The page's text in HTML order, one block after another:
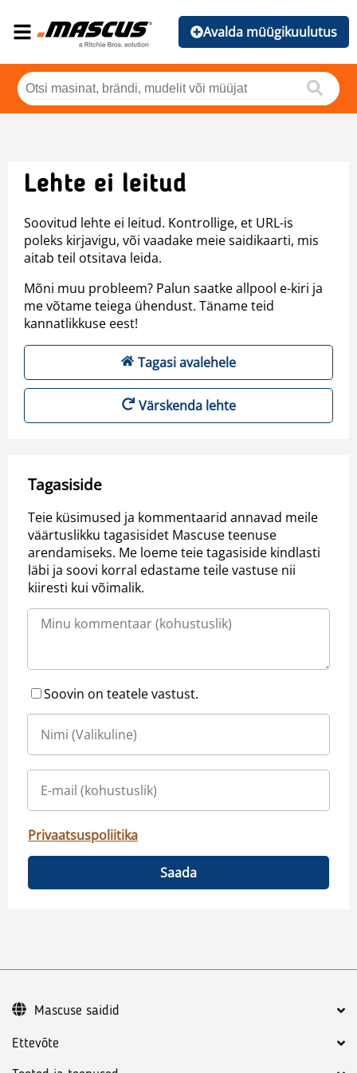
Avalda müügikuulutus
Lehte ei leitud
Soovitud lehte ei leitud. Kontrollige, et URL-is
poleks kirjavigu, või vaadake meie saidikaarti, mis
aitab teil otsitava leida.
Mõni muu probleem? Palun saatke allpool e-kiri ja
me võtame teiega ühendust. Täname teid
kannatlikkuse eest!
Tagasi avalehele
Värskenda lehte
Tagasiside
Teie küsimused ja kommentaarid annavad meile
väärtuslikku tagasisidet Mascuse teenuse
arendamiseks. Me loeme teie tagasiside kindlasti
läbi ja soovi korral edastame teile vastuse nii
kiiresti kui võimalik.
Soovin on teatele vastust.
Privaatsuspoliitika
Saada
Ettevõte
Mascuse saidid